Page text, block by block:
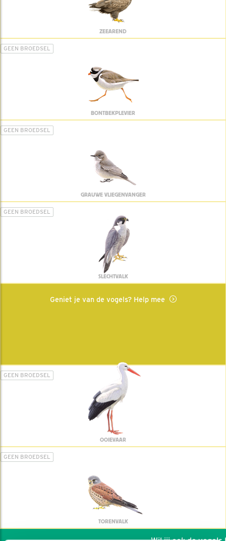
ZEEAREND
GEEN BROEDSEL
BONTBEKPLEVIER
GEEN BROEDSEL
GRAUWE VLIEGENVANGER
GEEN BROEDSEL
SLECHTVALK
Geniet je van de vogels? Help mee
GEEN BROEDSEL
OOIEVAAR
GEEN BROEDSEL
TORENVALK